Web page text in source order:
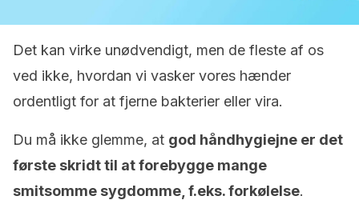
Det kan virke unødvendigt, men de fleste af os
ved ikke, hvordan vi vasker vores hænder
ordentligt for at fjerne bakterier eller vira.
Du må ikke glemme, at god håndhygiejne er det
første skridt til at forebygge mange
smitsomme sygdomme, f.eks. forkølelse.